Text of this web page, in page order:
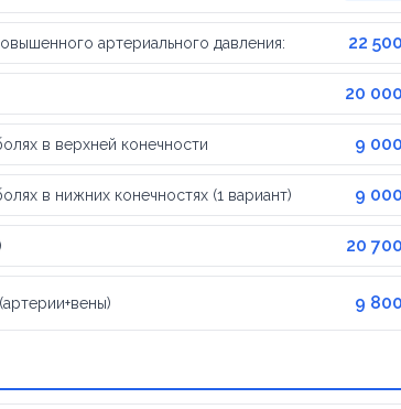
артериального давления: 22
20
в верхней конечности 9
в нижних конечностях (1 вариант) 9
20
9